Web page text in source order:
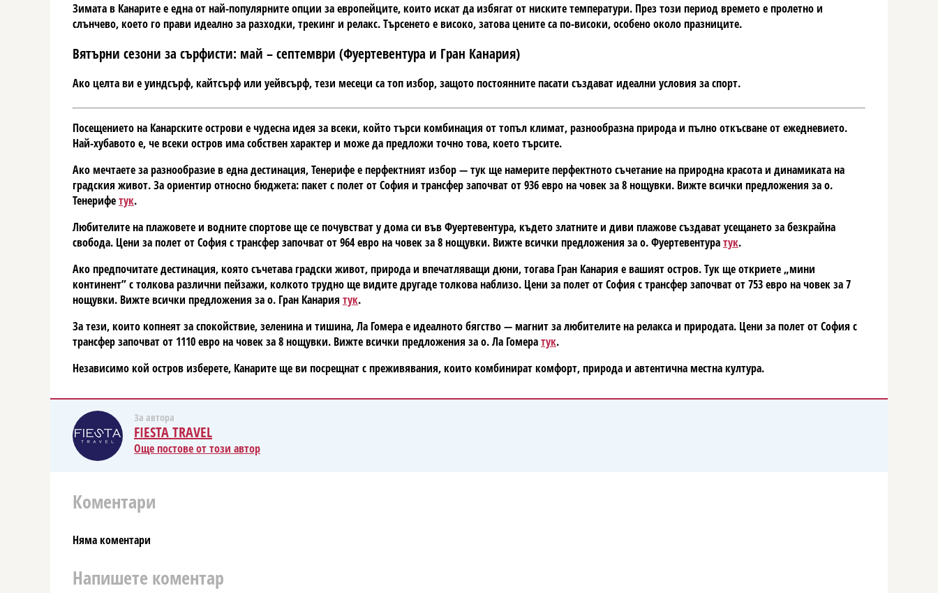
Зимата в Канарите е една от най-популярните опции за европейците, които искат да избягат от ниските температури. През този период времето е пролетно и
слънчево, което го прави идеално за разходки, трекинг и релакс. Търсенето е високо, затова цените са по-високи, особено около празниците.
Вятърни сезони за сърфисти: май – септември (Фуертевентура и Гран Канария)
Ако целта ви е уиндсърф, кайтсърф или уейвсърф, тези месеци са топ избор, защото постоянните пасати създават идеални условия за спорт.
Посещението на Канарските острови е чудесна идея за всеки, който търси комбинация от топъл климат, разнообразна природа и пълно откъсване от ежедневието.
Най-хубавото е, че всеки остров има собствен характер и може да предложи точно това, което търсите.
Ако мечтаете за разнообразие в една дестинация, Тенерифе е перфектният избор — тук ще намерите перфектното съчетание на природна красота и динамиката на
градския живот. За ориентир относно бюджета: пакет с полет от София и трансфер започват от 936 евро на човек за 8 нощувки. Вижте всички предложения за о.
Тенерифетук.
Любителите на плажовете и водните спортове ще се почувстват у дома си във Фуертевентура, където златните и диви плажове създават усещането за безкрайна
свобода. Цени за полет от София с трансфер започват от 964 евро на човек за 8 нощувки. Вижте всички предложения за о. Фуертевентуратук.
Ако предпочитате дестинация, която съчетава градски живот, природа и впечатляващи дюни, тогава Гран Канария е вашият остров. Тук ще откриете „мини
континент” с толкова различни пейзажи, колкото трудно ще видите другаде толкова наблизо. Цени за полет от София с трансфер започват от 753 евро на човек за 7
нощувки. Вижте всички предложения за о. Гран Канария тук.
За тези, които копнеят за спокойствие, зеленина и тишина, Ла Гомера е идеалното бягство — магнит за любителите на релакса и природата. Цени за полет от София с
трансфер започват от 1110 евро на човек за 8 нощувки. Вижте всички предложения за о. Ла Гомератук.
Независимо кой остров изберете, Канарите ще ви посрещнат с преживявания, които комбинират комфорт, природа и автентична местна култура.
За автора
FIESTA TRAVEL
Още постове от този автор
Коментари
Няма коментари
Напишете коментар